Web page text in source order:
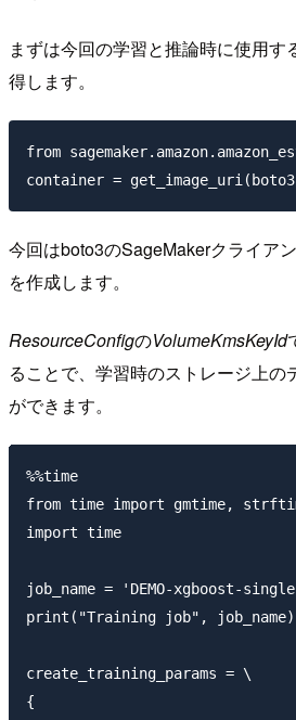
まずは今回の学習と推論時に使用す
得します。
from
今回はboto3のSageMakerクライア
を作成します。
ResourceConfigのVolumeKmsKeyId
ることで、学習時のストレージ上の
ができます。
%%time
from time import gmtime,
import time
job_name = 'DEMO-xgboost-
print("Training job", job_name)
create_training_params = \
{